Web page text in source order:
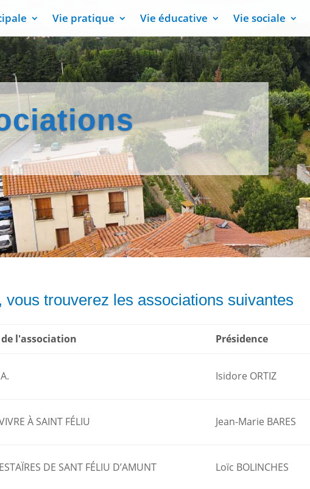
Vie pratique Vie éducative Vie sociale
vous trouverez les associations suivantes
l'association Présidence
Isidore ORTIZ
À SAINT FÉLIU Jean-Marie BARES
DE SANT FÉLIU D’AMUNT Loïc BOLINCHES